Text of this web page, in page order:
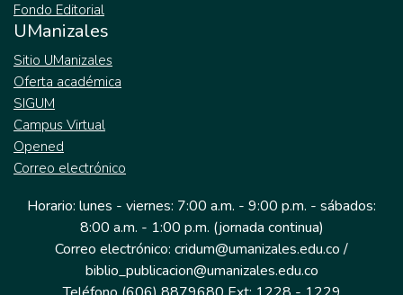
Fondo Editorial
UManizales
Sitio UManizales
Oferta académica
SIGUM
Campus Virtual
Opened
Correo electrónico
Horario: lunes - viernes: 7:00 a.m. - 9:00 p.m. - sábados:
8:00 a.m. - 1:00 p.m. (jornada continua)
Correo electrónico: cridum@umanizales.edu.co /
biblio_publicacion@umanizales.edu.co